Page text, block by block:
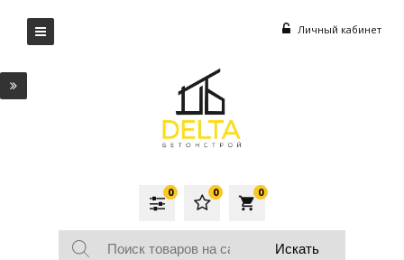
Личный кабинет
local_grocery_store
0
0
0